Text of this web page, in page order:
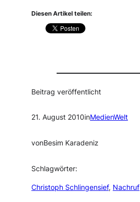
Diesen Artikel teilen:
Beitrag veröffentlicht
21. August 2010inMedienWelt
vonBesim Karadeniz
Schlagwörter:
Christoph Schlingensief, Nachruf